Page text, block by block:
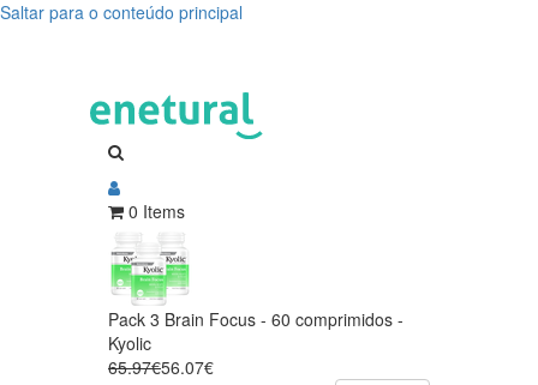
Saltar para o conteúdo principal
0 Items
Pack 3 Brain Focus - 60 comprimidos -
Kyolic
65.97€56.07€